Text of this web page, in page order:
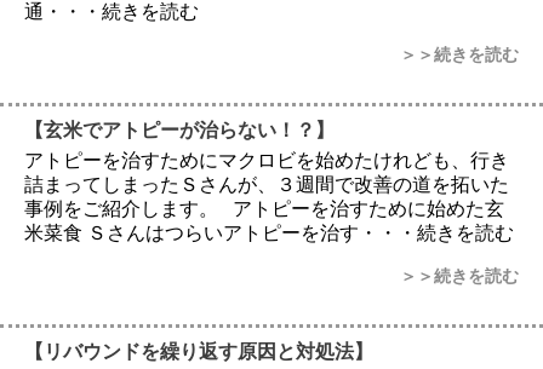
通・・・続きを読む
＞＞続きを読む
【玄米でアトピーが治らない！？】
アトピーを治すためにマクロビを始めたけれども、行き
詰まってしまったＳさんが、３週間で改善の道を拓いた
事例をご紹介します。 アトピーを治すために始めた玄
米菜食 Ｓさんはつらいアトピーを治す・・・続きを読む
＞＞続きを読む
【リバウンドを繰り返す原因と対処法】